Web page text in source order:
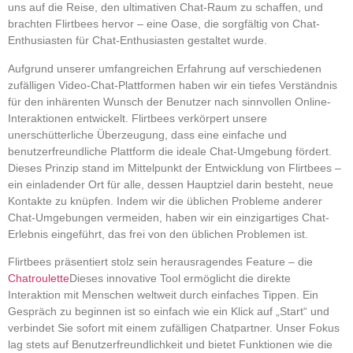
uns auf die Reise, den ultimativen Chat-Raum zu schaffen, und
brachten Flirtbees hervor – eine Oase, die sorgfältig von Chat-
Enthusiasten für Chat-Enthusiasten gestaltet wurde.
Aufgrund unserer umfangreichen Erfahrung auf verschiedenen
zufälligen Video-Chat-Plattformen haben wir ein tiefes Verständnis
für den inhärenten Wunsch der Benutzer nach sinnvollen Online-
Interaktionen entwickelt. Flirtbees verkörpert unsere
unerschütterliche Überzeugung, dass eine einfache und
benutzerfreundliche Plattform die ideale Chat-Umgebung fördert.
Dieses Prinzip stand im Mittelpunkt der Entwicklung von Flirtbees –
ein einladender Ort für alle, dessen Hauptziel darin besteht, neue
Kontakte zu knüpfen. Indem wir die üblichen Probleme anderer
Chat-Umgebungen vermeiden, haben wir ein einzigartiges Chat-
Erlebnis eingeführt, das frei von den üblichen Problemen ist.
Flirtbees präsentiert stolz sein herausragendes Feature – die
ChatrouletteDieses innovative Tool ermöglicht die direkte
Interaktion mit Menschen weltweit durch einfaches Tippen. Ein
Gespräch zu beginnen ist so einfach wie ein Klick auf „Start“ und
verbindet Sie sofort mit einem zufälligen Chatpartner. Unser Fokus
lag stets auf Benutzerfreundlichkeit und bietet Funktionen wie die